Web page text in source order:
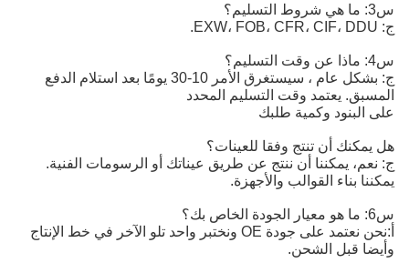
س3: ما هي شروط التسليم؟
ج: EXW، FOB، CFR، CIF، DDU.
س4: ماذا عن وقت التسليم؟
ج: بشكل عام ، سيستغرق الأمر 10-30 يومًا بعد استلام الدفع
المسبق. يعتمد وقت التسليم المحدد
على البنود وكمية طلبك
هل يمكنك أن تنتج وفقا للعينات؟
ج: نعم، يمكننا أن ننتج عن طريق عيناتك أو الرسومات الفنية.
يمكننا بناء القوالب والأجهزة.
س6: ما هو معيار الجودة الخاص بك؟
أ:
وأيضا قبل الشحن.